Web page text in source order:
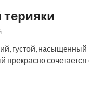
густой,
прекрасно